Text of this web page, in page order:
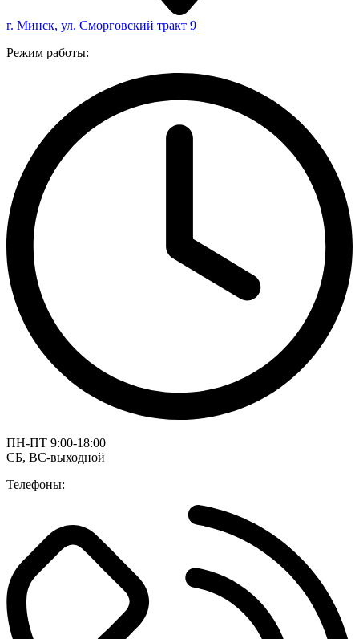
г. Минск, ул. Сморговский тракт 9
Режим работы:
ПН-ПТ 9:00-18:00
СБ, ВС-выходной
Телефоны: